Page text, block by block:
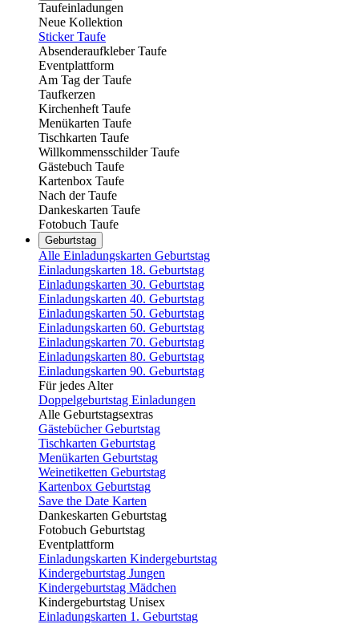
Taufeinladungen
Neue Kollektion
Sticker Taufe
Absenderaufkleber Taufe
Eventplattform
Am Tag der Taufe
Taufkerzen
Kirchenheft Taufe
Menükarten Taufe
Tischkarten Taufe
Willkommensschilder Taufe
Gästebuch Taufe
Kartenbox Taufe
Nach der Taufe
Dankeskarten Taufe
Fotobuch Taufe
Geburtstag
Alle Einladungskarten Geburtstag
Einladungskarten 18. Geburtstag
Einladungskarten 30. Geburtstag
Einladungskarten 40. Geburtstag
Einladungskarten 50. Geburtstag
Einladungskarten 60. Geburtstag
Einladungskarten 70. Geburtstag
Einladungskarten 80. Geburtstag
Einladungskarten 90. Geburtstag
Für jedes Alter
Doppelgeburtstag Einladungen
Alle Geburtstagsextras
Gästebücher Geburtstag
Tischkarten Geburtstag
Menükarten Geburtstag
Weinetiketten Geburtstag
Kartenbox Geburtstag
Save the Date Karten
Dankeskarten Geburtstag
Fotobuch Geburtstag
Eventplattform
Einladungskarten Kindergeburtstag
Kindergeburtstag Jungen
Kindergeburtstag Mädchen
Kindergeburtstag Unisex
Einladungskarten 1. Geburtstag